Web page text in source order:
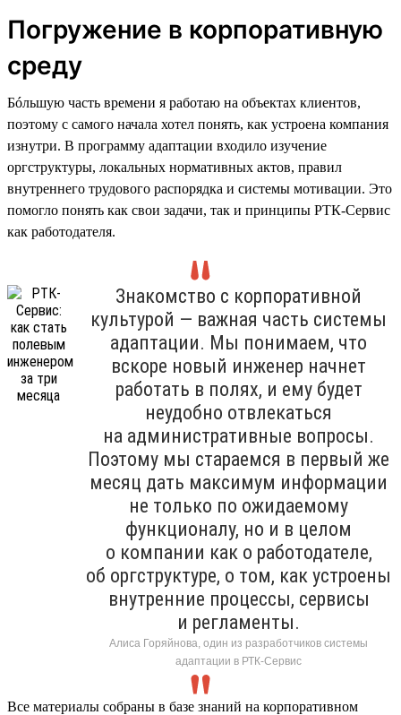
Погружение в корпоративную
среду
Бóльшую часть времени я работаю на объектах клиентов,
поэтому с самого начала хотел понять, как устроена компания
изнутри. В программу адаптации входило изучение
оргструктуры, локальных нормативных актов, правил
внутреннего трудового распорядка и системы мотивации. Это
помогло понять как свои задачи, так и принципы РТК-Сервис
как работодателя.
Знакомство с корпоративной
культурой — важная часть системы
адаптации. Мы понимаем, что
вскоре новый инженер начнет
работать в полях, и ему будет
неудобно отвлекаться
на административные вопросы.
Поэтому мы стараемся в первый же
месяц дать максимум информации
не только по ожидаемому
функционалу, но и в целом
о компании как о работодателе,
об оргструктуре, о том, как устроены
внутренние процессы, сервисы
и регламенты.
Алиса Горяйнова, один из разработчиков системы
адаптации в РТК-Сервис
Все материалы собраны в базе знаний на корпоративном